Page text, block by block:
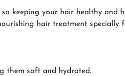
so keeping your hair healthy and
hair treatment
them soft and hydrated.